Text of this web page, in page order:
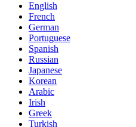
English
French
German
Portuguese
Spanish
Russian
Japanese
Korean
Arabic
Irish
Greek
Turkish